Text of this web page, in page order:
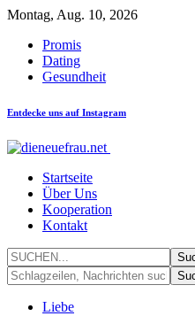
Montag, Aug. 10, 2026
Promis
Dating
Gesundheit
Entdecke uns auf Instagram
Startseite
Über Uns
Kooperation
Kontakt
Liebe